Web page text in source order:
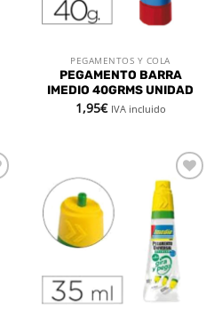
PEGAMENTOS Y COLA
PEGAMENTO BARRA
IMEDIO 40GRMS UNIDAD
1,95€ IVA incluido
Añadir
a la
lista de
deseos